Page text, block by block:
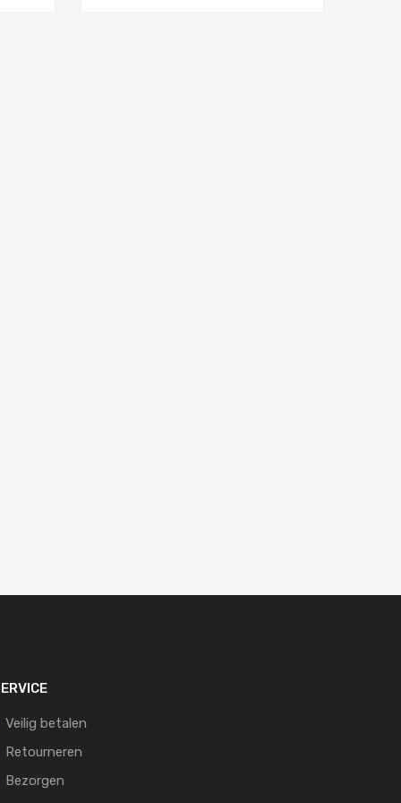
Veilig betalen
Retourneren
Bezorgen